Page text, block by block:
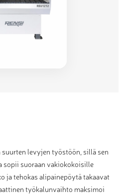
suurten levyjen työstöön, sillä sen
sopii suoraan vakiokokoisille
ja tehokas alipainepöytä takaavat
työkalunvaihto maksimoi